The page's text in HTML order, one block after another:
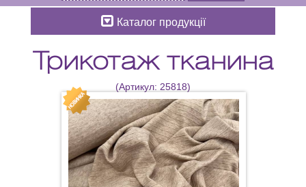
Каталог продукції
Трикотаж тканина
(Артикул: 25818)